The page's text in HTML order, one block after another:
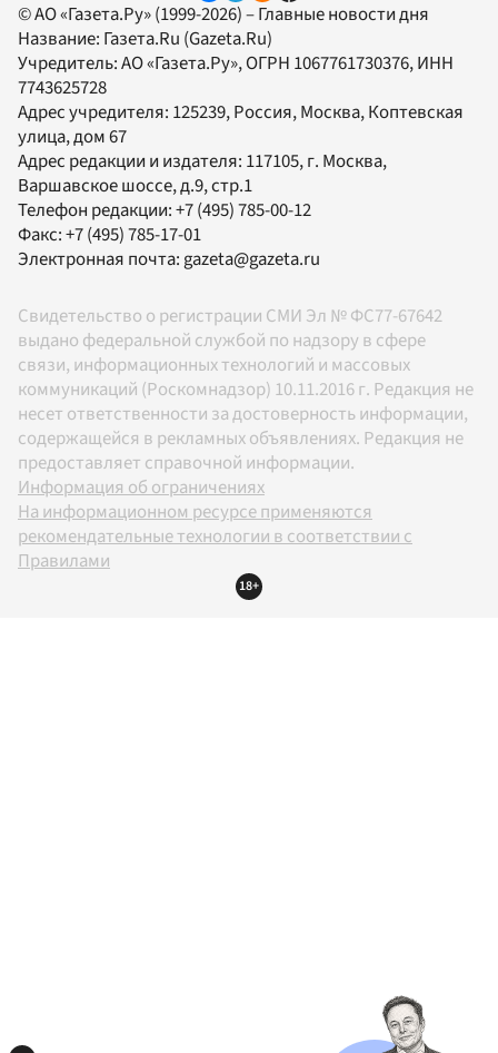
© АО «Газета.Ру» (1999-2026) – Главные новости дня
Название: Газета.Ru (Gazeta.Ru)
Учредитель:АО «Газета.Ру», ОГРН 1067761730376, ИНН
7743625728
Адрес учредителя: 125239, Россия, Москва, Коптевская
улица, дом 67
Адрес редакции и издателя: 117105, г. Москва,
Варшавское шоссе, д.9, стр.1
Телефон редакции:+7 (495) 785-00-12
Факс:+7 (495) 785-17-01
Электронная почта:gazeta@gazeta.ru
Свидетельство о регистрации СМИ Эл № ФС77-67642
выдано федеральной службой по надзору в сфере
связи, информационных технологий и массовых
коммуникаций (Роскомнадзор) 10.11.2016 г. Редакция не
несет ответственности за достоверность информации,
содержащейся в рекламных объявлениях. Редакция не
предоставляет справочной информации.
Информация об ограничениях
На информационном ресурсе применяются
рекомендательные технологии в соответствии с
Правилами
18+